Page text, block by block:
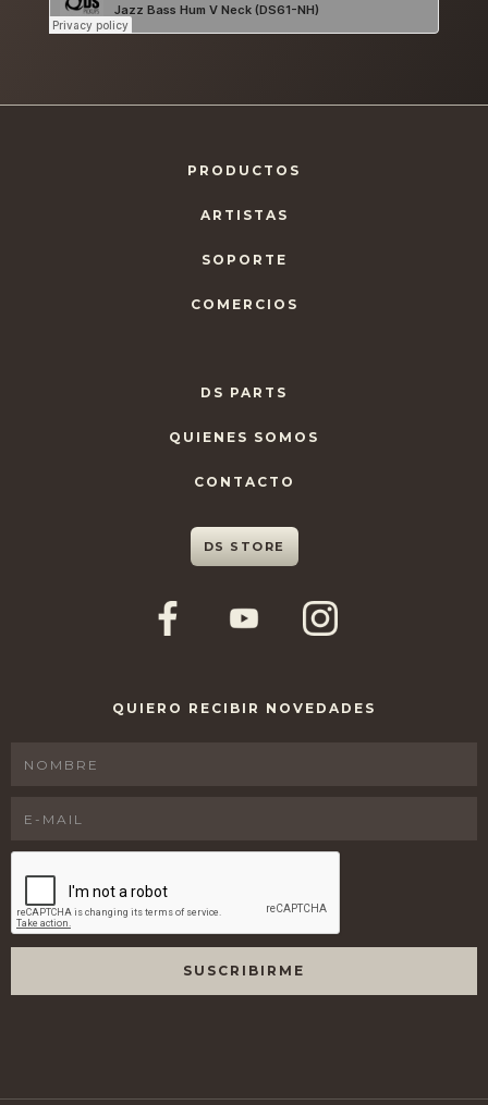
PRODUCTOS
ARTISTAS
SOPORTE
COMERCIOS
DS PARTS
QUIENES SOMOS
CONTACTO
DS STORE
QUIERO RECIBIR NOVEDADES